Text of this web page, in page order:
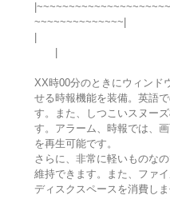
~~~~~~~~~~~~~~|
XX時00分のときにウィンド
せる時報機能を装備。英語
す。また、しつこいスヌー
す。アラーム、時報では、
を再生可能です。
さらに、非常に軽いものな
維持できます。また、ファ
ディスクスペースを消費しま